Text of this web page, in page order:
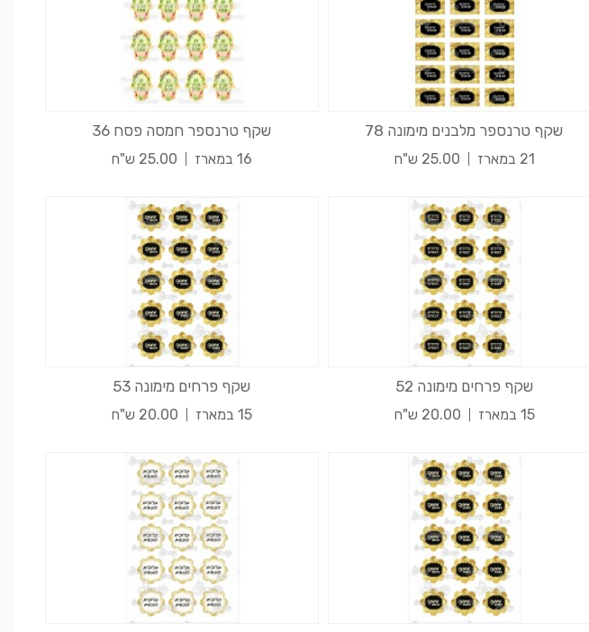
שקף טרנספר מלבנים מימונה 78
21 במארז 25.00 ש"ח
שקף טרנספר חמסה פסח 36
16 במארז 25.00 ש"ח
שקף פרחים מימונה 52
15 במארז 20.00 ש"ח
שקף פרחים מימונה 53
15 במארז 20.00 ש"ח